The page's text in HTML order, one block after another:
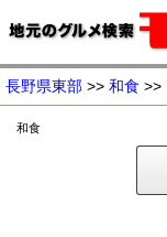
長野県東部 >> 和食 >>
和食